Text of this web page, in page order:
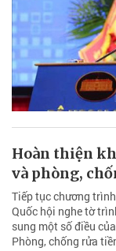
Hoàn thiện
và phòng,
Tiếp tục chương
Quốc hội nghe tờ
sung một số điều
Phòng, chống rửa